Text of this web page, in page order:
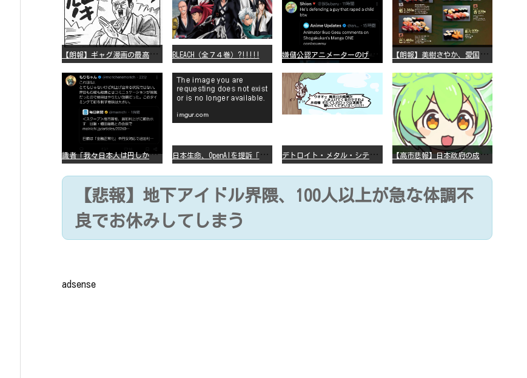
【
朗報】ギャグ漫画の最高傑作、「パタリロ」に決まる BLEACH（全７４巻）?!!!!! 嫌
儲公認アニメーターのげそいくおさん、マンガワン騒動を冷笑してスーパー大炎上 【
朗報】美樹さやか、愛国に目覚める
識
者「我々日本人は円しか使っていないので円安になろうが問題ない」 日
本生命、OpenAIを提訴「ChatGPTが非弁行為」 デ
トロイト・メタル・シティー ⇐これ、いまアニメ化したら、えらいことになってたよな？ 【
高市悲報】日本政府の成長戦略に「暗号資産」が消えるいったいなぜ…？
【悲報】地下アイドル界隈、100人以上が急な体調不
良でお休みしてしまう
adsense